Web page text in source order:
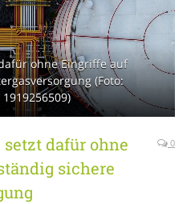
ohne Eingriffe auf
(Foto:
dafür ohne
sichere
0